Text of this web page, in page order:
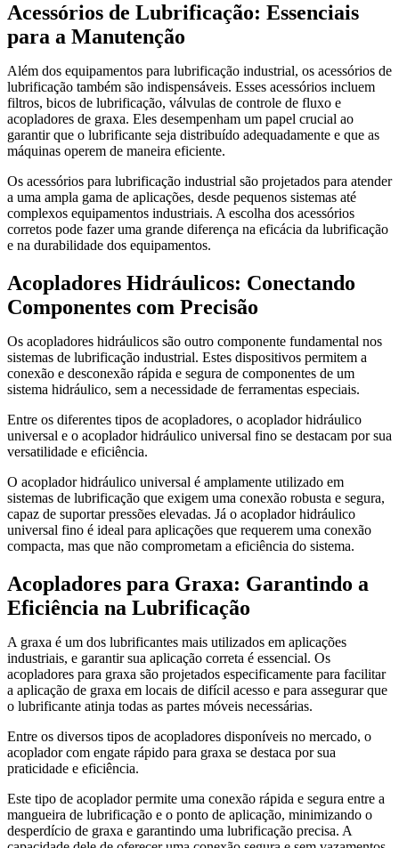
Acessórios de Lubrificação: Essenciais
para a Manutenção
Além dos equipamentos para lubrificação industrial, os acessórios de
lubrificação também são indispensáveis. Esses acessórios incluem
filtros, bicos de lubrificação, válvulas de controle de fluxo e
acopladores de graxa. Eles desempenham um papel crucial ao
garantir que o lubrificante seja distribuído adequadamente e que as
máquinas operem de maneira eficiente.
Os acessórios para lubrificação industrial são projetados para atender
a uma ampla gama de aplicações, desde pequenos sistemas até
complexos equipamentos industriais. A escolha dos acessórios
corretos pode fazer uma grande diferença na eficácia da lubrificação
e na durabilidade dos equipamentos.
Acopladores Hidráulicos: Conectando
Componentes com Precisão
Os acopladores hidráulicos são outro componente fundamental nos
sistemas de lubrificação industrial. Estes dispositivos permitem a
conexão e desconexão rápida e segura de componentes de um
sistema hidráulico, sem a necessidade de ferramentas especiais.
Entre os diferentes tipos de acopladores, o acoplador hidráulico
universal e o acoplador hidráulico universal fino se destacam por sua
versatilidade e eficiência.
O acoplador hidráulico universal é amplamente utilizado em
sistemas de lubrificação que exigem uma conexão robusta e segura,
capaz de suportar pressões elevadas. Já o acoplador hidráulico
universal fino é ideal para aplicações que requerem uma conexão
compacta, mas que não comprometam a eficiência do sistema.
Acopladores para Graxa: Garantindo a
Eficiência na Lubrificação
A graxa é um dos lubrificantes mais utilizados em aplicações
industriais, e garantir sua aplicação correta é essencial. Os
acopladores para graxa são projetados especificamente para facilitar
a aplicação de graxa em locais de difícil acesso e para assegurar que
o lubrificante atinja todas as partes móveis necessárias.
Entre os diversos tipos de acopladores disponíveis no mercado, o
acoplador com engate rápido para graxa se destaca por sua
praticidade e eficiência.
Este tipo de acoplador permite uma conexão rápida e segura entre a
mangueira de lubrificação e o ponto de aplicação, minimizando o
desperdício de graxa e garantindo uma lubrificação precisa. A